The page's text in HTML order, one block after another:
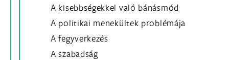
A kisebbségekkel való bánásmód
A politikai menekültek problémája
A fegyverkezés
A szabadság